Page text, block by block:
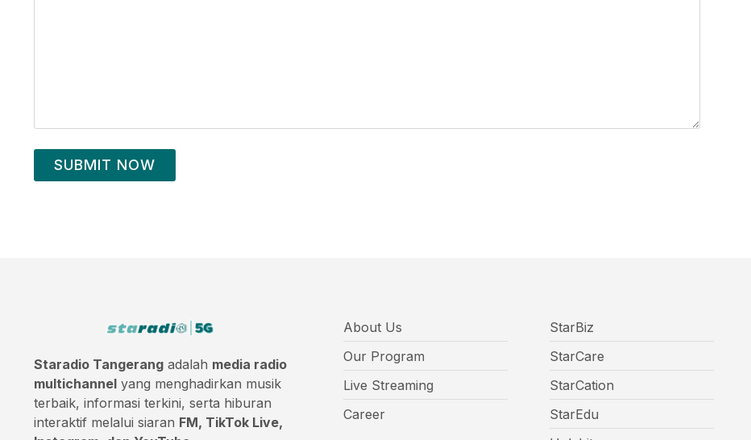
SUBMIT NOW
Staradio Tangerang adalah media radio
multichannel yang menghadirkan musik
terbaik, informasi terkini, serta hiburan
interaktif melalui siaran FM, TikTok Live,
About Us
Our Program
Live Streaming
Career
StarBiz
StarCare
StarCation
StarEdu